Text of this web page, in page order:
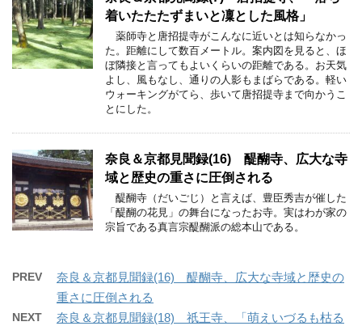
着いたたたずまいと凜とした風格」
薬師寺と唐招提寺がこんなに近いとは知らなかっ
た。距離にして数百メートル。案内図を見ると、ほ
ぼ隣接と言ってもよいくらいの距離である。お天気
よし、風もなし、通りの人影もまばらである。軽い
ウォーキングがてら、歩いて唐招提寺まで向かうこ
とにした。
奈良＆京都見聞録(16) 醍醐寺、広大な寺
域と歴史の重さに圧倒される
醍醐寺（だいごじ）と言えば、豊臣秀吉が催した
「醍醐の花見」の舞台になったお寺。実はわが家の
宗旨である真言宗醍醐派の総本山である。
PREV
奈良＆京都見聞録(16) 醍醐寺、広大な寺域と歴史の
重さに圧倒される
NEXT
奈良＆京都見聞録(18) 祇王寺、「萌えいづるも枯る